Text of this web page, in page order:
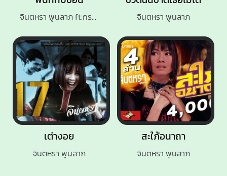
จินตหรา พูนลาภ ft.กระต่าย พรรณนิภา
เต่างอย
จินตหรา พูนลาภ
จินตหรา พูนลาภ
สะใภ้อนาถา
จินตหรา พูนลาภ